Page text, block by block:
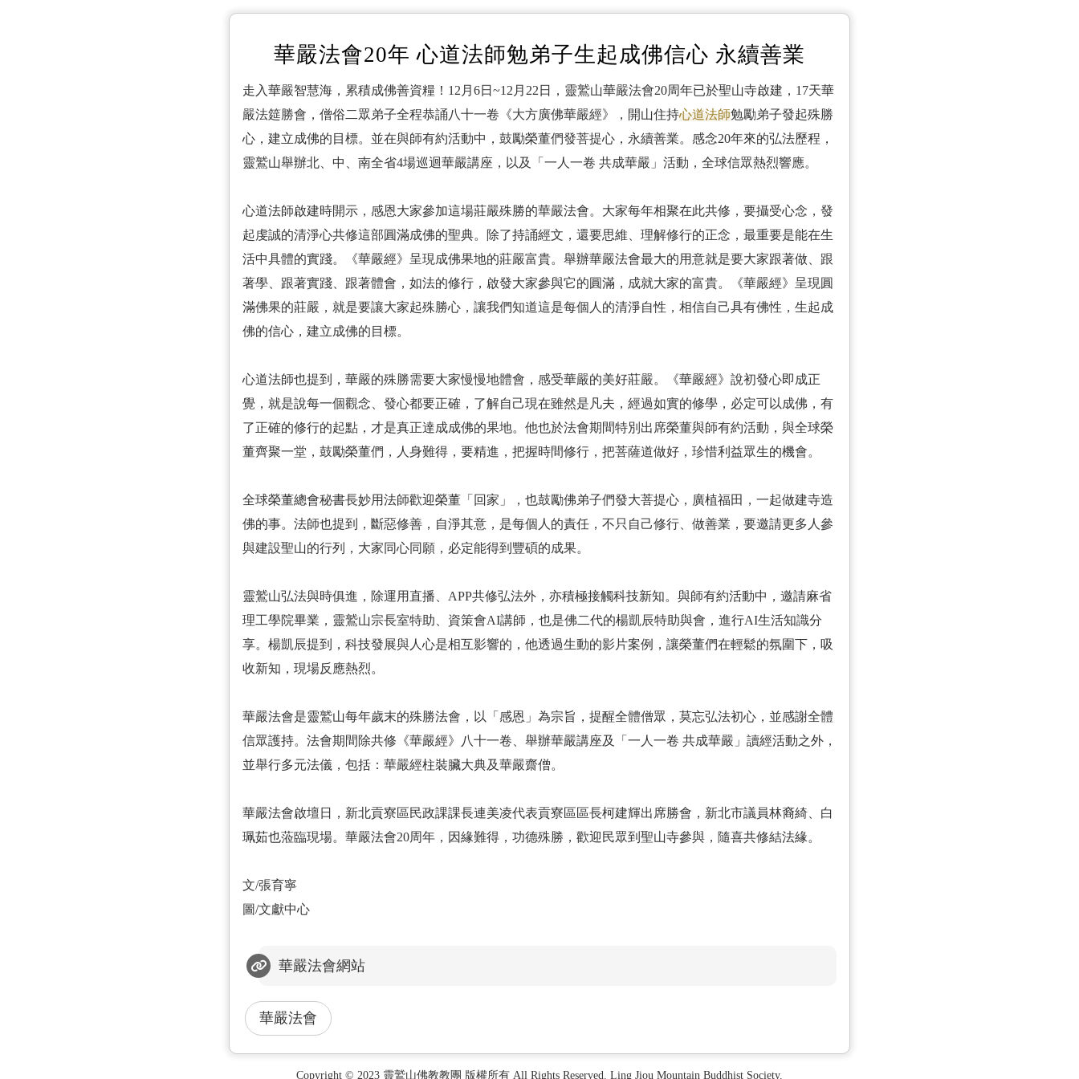
華嚴法會20年 心道法師勉弟子生起成佛信心 永續善業
走入華嚴智慧海，累積成佛善資糧！12月6日~12月22日，靈鷲山華嚴法會20周年已於聖山寺啟建，17天華
嚴法筵勝會，僧俗二眾弟子全程恭誦八十一卷《大方廣佛華嚴經》，開山住持心道法師勉勵弟子發起殊勝
心，建立成佛的目標。並在與師有約活動中，鼓勵榮董們發菩提心，永續善業。感念20年來的弘法歷程，
靈鷲山舉辦北、中、南全省4場巡迴華嚴講座，以及「一人一卷 共成華嚴」活動，全球信眾熱烈響應。
心道法師啟建時開示，感恩大家參加這場莊嚴殊勝的華嚴法會。大家每年相聚在此共修，要攝受心念，發
起虔誠的清淨心共修這部圓滿成佛的聖典。除了持誦經文，還要思維、理解修行的正念，最重要是能在生
活中具體的實踐。《華嚴經》呈現成佛果地的莊嚴富貴。舉辦華嚴法會最大的用意就是要大家跟著做、跟
著學、跟著實踐、跟著體會，如法的修行，啟發大家參與它的圓滿，成就大家的富貴。《華嚴經》呈現圓
滿佛果的莊嚴，就是要讓大家起殊勝心，讓我們知道這是每個人的清淨自性，相信自己具有佛性，生起成
佛的信心，建立成佛的目標。
心道法師也提到，華嚴的殊勝需要大家慢慢地體會，感受華嚴的美好莊嚴。《華嚴經》說初發心即成正
覺，就是說每一個觀念、發心都要正確，了解自己現在雖然是凡夫，經過如實的修學，必定可以成佛，有
了正確的修行的起點，才是真正達成成佛的果地。他也於法會期間特別出席榮董與師有約活動，與全球榮
董齊聚一堂，鼓勵榮董們，人身難得，要精進，把握時間修行，把菩薩道做好，珍惜利益眾生的機會。
全球榮董總會秘書長妙用法師歡迎榮董「回家」，也鼓勵佛弟子們發大菩提心，廣植福田，一起做建寺造
佛的事。法師也提到，斷惡修善，自淨其意，是每個人的責任，不只自己修行、做善業，要邀請更多人參
與建設聖山的行列，大家同心同願，必定能得到豐碩的成果。
靈鷲山弘法與時俱進，除運用直播、APP共修弘法外，亦積極接觸科技新知。與師有約活動中，邀請麻省
理工學院畢業，靈鷲山宗長室特助、資策會AI講師，也是佛二代的楊凱辰特助與會，進行AI生活知識分
享。楊凱辰提到，科技發展與人心是相互影響的，他透過生動的影片案例，讓榮董們在輕鬆的氛圍下，吸
收新知，現場反應熱烈。
華嚴法會是靈鷲山每年歲末的殊勝法會，以「感恩」為宗旨，提醒全體僧眾，莫忘弘法初心，並感謝全體
信眾護持。法會期間除共修《華嚴經》八十一卷、舉辦華嚴講座及「一人一卷 共成華嚴」讀經活動之外，
並舉行多元法儀，包括：華嚴經柱裝臟大典及華嚴齋僧。
華嚴法會啟壇日，新北貢寮區民政課課長連美凌代表貢寮區區長柯建輝出席勝會，新北市議員林裔綺、白
珮茹也蒞臨現場。華嚴法會20周年，因緣難得，功德殊勝，歡迎民眾到聖山寺參與，隨喜共修結法緣。
文/張育寧
圖/文獻中心
華嚴法會網站
華嚴法會
Copyright © 2023 靈鷲山佛教教團 版權所有 All Rights Reserved. Ling Jiou Mountain Buddhist Society.